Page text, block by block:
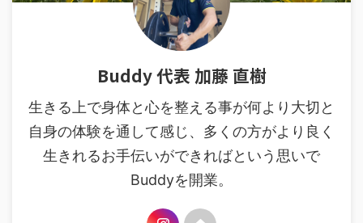
Buddy 代表 加藤 直樹
生きる上で身体と心を整える事が何より大切と
自身の体験を通して感じ、多くの方がより良く
生きれるお手伝いができればという思いで
Buddyを開業。